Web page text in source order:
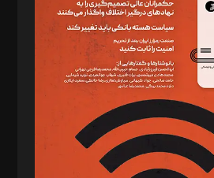
رجبی
ایپکچی
برهمند، یسنا امان‌پور، سروش کرمیان،
رجبی، زهرا فکرانه، فائزه فتحی